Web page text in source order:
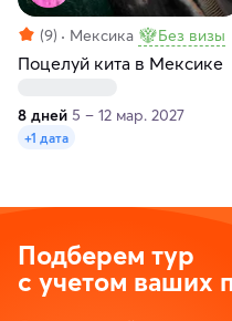
(9) Мексика Без визы
Поцелуй кита в Мексике
8 дней 5 – 12 мар. 2027
+1 дата
Подберем тур
с учетом ваших